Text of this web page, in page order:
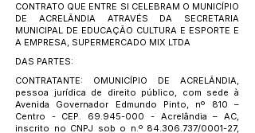
CONTRATO QUE ENTRE SI CELEBRAM O MUNICÍPIO
DE ACRELÂNDIA ATRAVÉS DA SECRETARIA
MUNICIPAL DE EDUCAÇÃO CULTURA E ESPORTE E
A EMPRESA, SUPERMERCADO MIX LTDA
DAS PARTES:
CONTRATANTE: OMUNICÍPIO DE ACRELÂNDIA,
pessoa jurídica de direito público, com sede à
Avenida Governador Edmundo Pinto, nº 810 –
Centro - CEP. 69.945-000 - Acrelândia – AC,
inscrito no CNPJ sob o n.º 84.306.737/0001-27,